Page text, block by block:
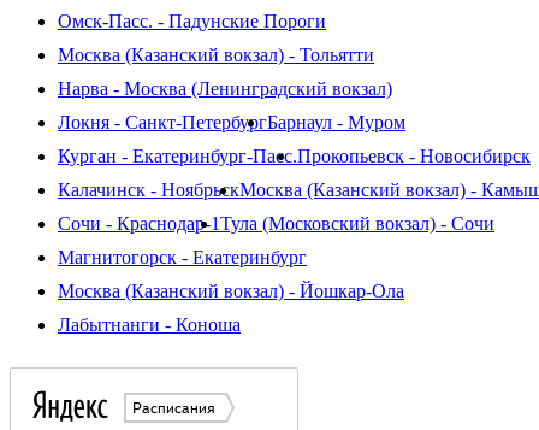
Омск-Пасс. - Падунские Пороги
Москва (Казанский вокзал) - Тольятти
Нарва - Москва (Ленинградский вокзал)
Локня - Санкт-ПетербургБарнаул - Муром
Курган - Екатеринбург-Пасс.Прокопьевск - Новосибирск
Калачинск - НоябрьскМосква (Казанский вокзал) -
Сочи - Краснодар-1Тула (Московский вокзал) - Сочи
Магнитогорск - Екатеринбург
Москва (Казанский вокзал) - Йошкар-Ола
Лабытнанги - Коноша